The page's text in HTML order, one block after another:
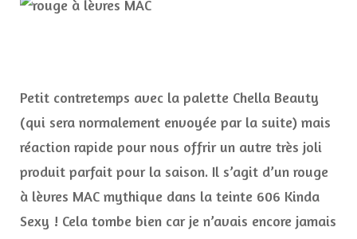
Petit contretemps avec la palette Chella Beauty
(qui sera normalement envoyée par la suite) mais
réaction rapide pour nous offrir un autre très joli
produit parfait pour la saison. Il s’agit d’un rouge
à lèvres MAC mythique dans la teinte 606 Kinda
Sexy ! Cela tombe bien car je n’avais encore jamais